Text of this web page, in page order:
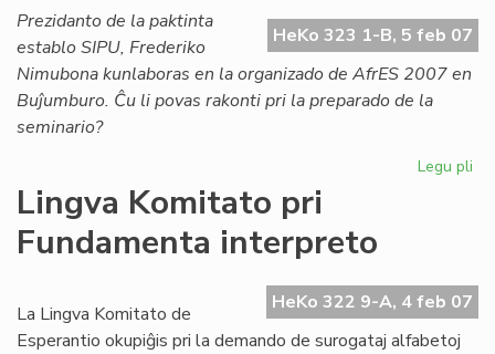
HeKo 323 1-B, 5 feb 07
Prezidanto de la paktinta
establo SIPU, Frederiko
Nimubona kunlaboras en la organizado de AfrES 2007 en
Buĵumburo. Ĉu li povas rakonti pri la preparado de la
seminario?
Legu pli
Lingva Komitato pri
Fundamenta interpreto
HeKo 322 9-A, 4 feb 07
La Lingva Komitato de
Esperantio okupiĝis pri la demando de surogataj alfabetoj